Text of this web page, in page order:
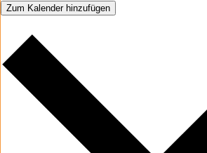
Zum Kalender hinzufügen